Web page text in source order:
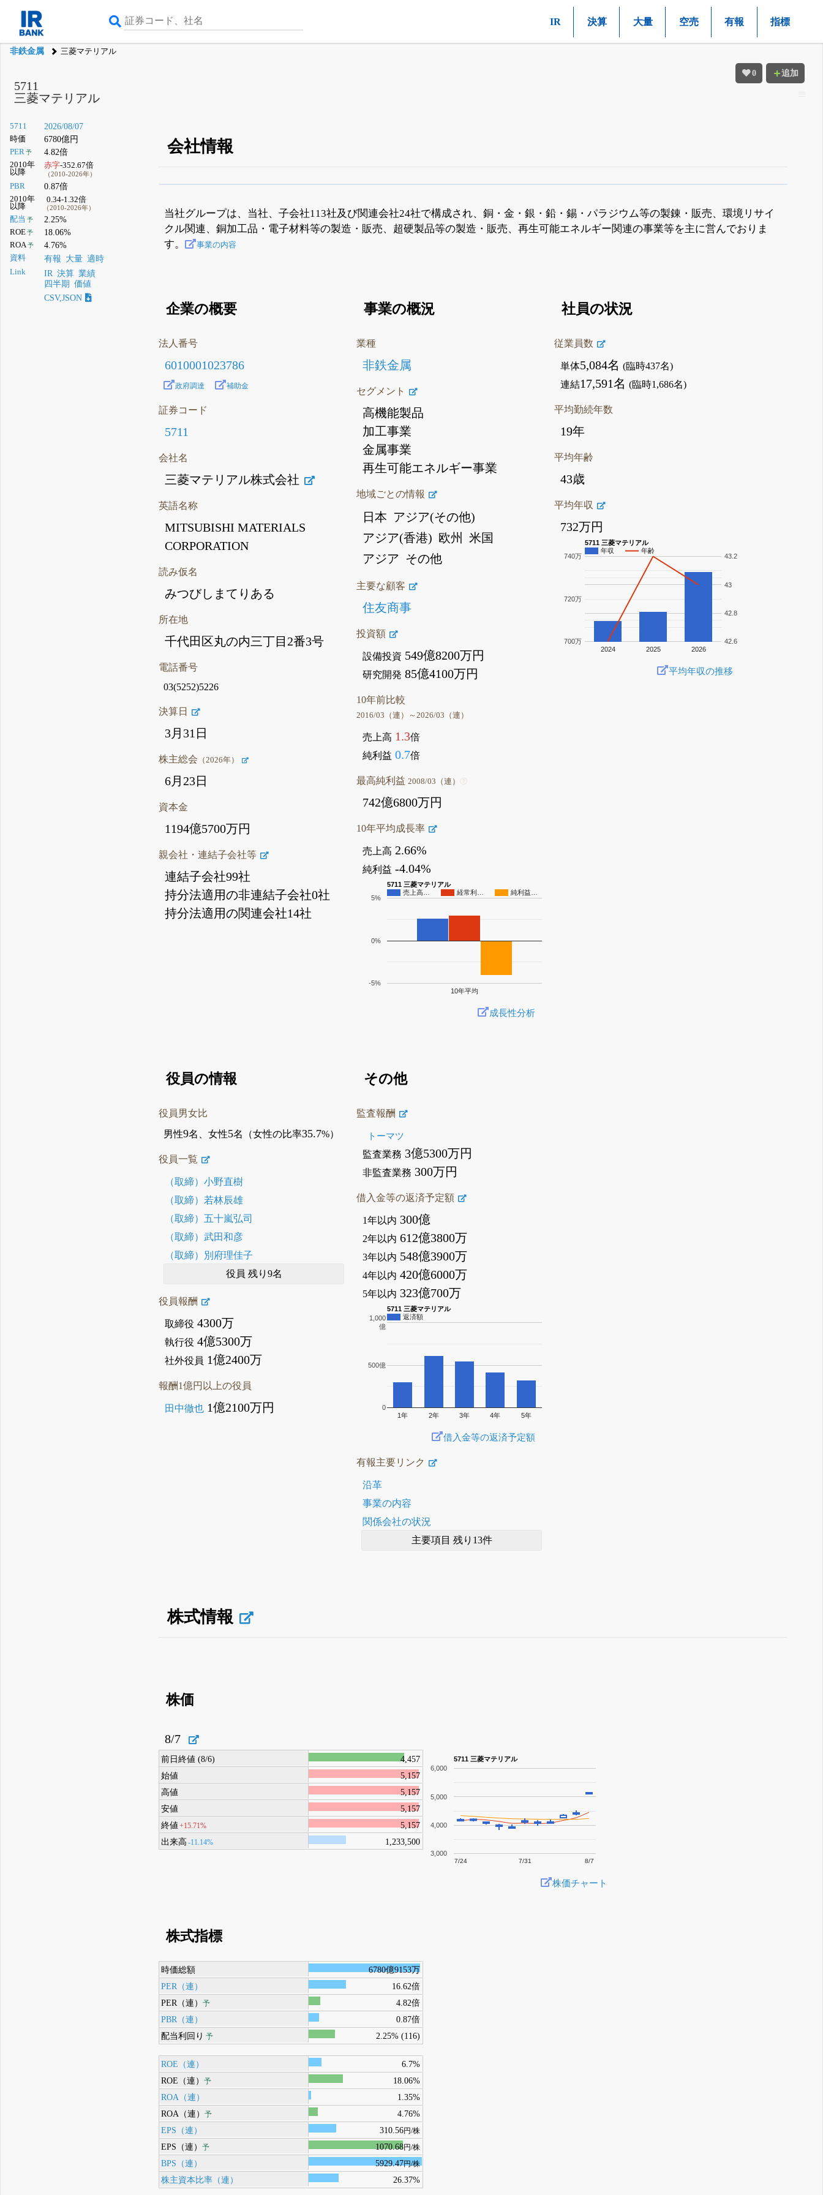
IR 決算 大量 空売 有報 指標
非鉄金属 三菱マテリアル
0 追加
5711
三菱マテリアル
5711 2026/08/07
時価 6780億円
PER予 4.82倍
2010年
以降
赤字-352.67倍
（2010-2026年）
PBR 0.87倍
2010年
以降
0.34-1.32倍
（2010-2026年）
配当 予 2.25%
ROE予 18.06%
ROA 予 4.76%
資料 有報 大量 適時
Link IR 決算 業績
四半期 価値
CSV,JSON
会社情報
無料でβ版をはじめる
登録すると永久30%OFFと米株版の先行利用も付きます
当社グループは、当社、子会社113社及び関連会社24社で構成され、銅・金・銀・鉛・錫・パラジウム等の製錬・販売、環境リサイ
クル関連、銅加工品・電子材料等の製造・販売、超硬製品等の製造・販売、再生可能エネルギー関連の事業等を主に営んでおりま
す。
事業の内容
企業の概要
法人番号
6010001023786
政府調達 補助金
証券コード
5711
会社名
三菱マテリアル株式会社
英語名称
MITSUBISHI MATERIALS
CORPORATION
読み仮名
みつびしまてりある
所在地
千代田区丸の内三丁目2番3号
電話番号
03(5252)5226
決算日
3月31日
株主総会 （2026年）
6月23日
資本金
1194億5700万円
親会社・連結子会社等
連結子会社99社
持分法適用の非連結子会社0社
持分法適用の関連会社14社
事業の概況
業種
非鉄金属
セグメント
高機能製品
加工事業
金属事業
再生可能エネルギー事業
地域ごとの情報
日本 アジア(その他)
アジア(香港) 欧州
米国
アジア その他
主要な顧客
住友商事
投資額
設備投資 549億8200万円
研究開発 85億4100万円
10年前比較
2016/03（連）～2026/03（連）
売上高 1.3倍
純利益 0.7倍
最高純利益2008/03（連）
742億6800万円
10年平均成長率
売上高 2.66%
純利益 -4.04%
5711 三菱マテリアル
売上高…
経常利… 純利益…
10年平均
-5%
0%
5%
成長性分析
社員の状況
従業員数
単体5,084名(臨時437名)
連結17,591名(臨時1,686名)
平均勤続年数
19年
平均年齢
43歳
平均年収
732万円
5711 三菱マテリアル
年収
年齢
2024 2025 2026
700万
720万
740万
42.6
42.8
43
43.2
平均年収の推移
役員の情報
役員男女比
男性9名、女性5名（女性の比率35.7%）
役員一覧
（取締）小野直樹
（取締）若林辰雄
（取締）五十嵐弘司
（取締）武田和彦
（取締）別府理佳子
役員 残り9名
役員報酬
取締役 4300万
執行役 4億5300万
社外役員 1億2400万
報酬1億円以上の役員
田中徹也 1億2100万円
その他
監査報酬
トーマツ
監査業務 3億5300万円
非監査業務 300万円
借入金等の返済予定額
1年以内 300億
2年以内 612億3800万
3年以内 548億3900万
4年以内 420億6000万
5年以内 323億700万
5711 三菱マテリアル
返済額
1年 2年 3年 4年 5年
0
500億
1,000
億
借入金等の返済予定額
有報主要リンク
沿革
事業の内容
関係会社の状況
主要項目 残り13件
株式情報
株価
8/7
前日終値 (8/6)
4,457
始値
5,157
高値
5,157
安値
5,157
終値 +15.71%
5,157
出来高 -11.14% 1,233,500
5711 三菱マテリアル
7/24 7/31 8/7
3,000
4,000
5,000
6,000
株価チャート
株式指標
時価総額
6780億9153万
PER（連）
16.62倍
PER（連）予
4.82倍
PBR（連）
0.87倍
配当利回り 予 2.25% (116)
ROE（連）
6.7%
ROE（連）予
18.06%
ROA（連）
1.35%
ROA（連）予
4.76%
EPS（連）
310.56円/株
EPS（連）予 1070.68円/株
BPS（連） 5929.47円/株
株主資本比率（連） 26.37%